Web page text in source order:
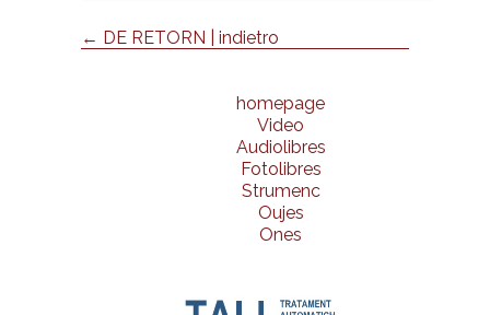
← DE RETORN | indietro
homepage
Video
Audiolibres
Fotolibres
Strumenc
Oujes
Ones